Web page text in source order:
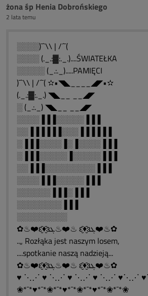
żona śp Henia Dobrońskiego
2 lata temu
░░░░)¯`\\ | /´¯(
░░░░ (._.:▓:._.)....ŚWIATEŁKA
░░░░░ (_.:._).....PAMIĘCI
)¯`\\ | /´¯( ✫•◥◣____◢◤•✫
(._.:▓:._.) ◥◣__ __◢◤
░ (_.:._) ◥◣__ __◢◤
░░░░▐▐▐░░░░░▐▐▐
░░▐▐▐▐▐▐░░░▐▐▐▐▐▐
░▐▐▐░░░░▐░▐░░░░▐▐▐
░▐▐▐░░░░░▐░░░░░▐▐▐
░░▐▐▐░░░░░░░░░▐▐▐
░░░░▐▐▐░░░░░▐▐▐
░░░░░░▐▐▐░▐▐▐
░░░░░░░░▐▐▐
░░░░░░░░░
✿♨❤️ԑ̮̑♦̮̑ɜܓ♨❤️♨ ԑ̮̑♦̮̑ɜܓ❤️♨✿
..„ Rozłąka jest naszym losem,
....spotkanie naszą nadzieją...
✿♨❤️ԑ̮̑♦̮̑ɜܓ♨❤️♨ ԑ̮̑♦̮̑ɜܓ❤️♨✿
♥ ⋱⋰ ♥ ⋱⋰ ♥ ⋱⋰ ♥ ⋱⋰ ♥⋱⋰
❀*¯*♥*¯*❀*¯*♥*¯*❀*¯*♥*¯*❀*¯*❀